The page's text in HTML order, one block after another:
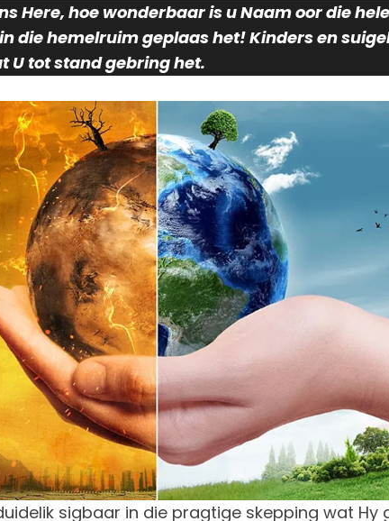
Here, hoe wonderbaar is u Naam oor die
die hemelruim geplaas het! Kinders en
U tot stand gebring het.
sigbaar in die pragtige skepping wat Hy